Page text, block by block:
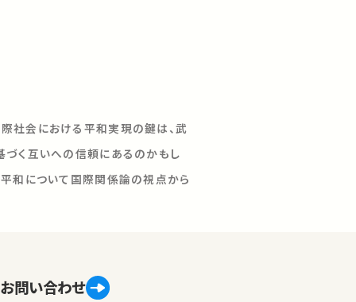
社会における平和実現の鍵は、武
づく互いへの信頼にあるのかもし
和について国際関係論の視点から
お問い合わせ